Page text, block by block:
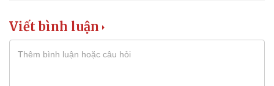
Viết bình luận